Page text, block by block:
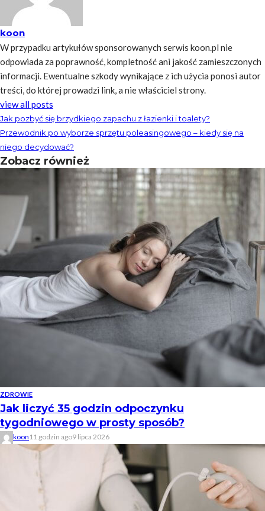
koon
W przypadku artykułów sponsorowanych serwis koon.pl nie
odpowiada za poprawność, kompletność ani jakość zamieszczonych
informacji. Ewentualne szkody wynikające z ich użycia ponosi autor
treści, do której prowadzi link, a nie właściciel strony.
view all posts
Jak pozbyć się brzydkiego zapachu z łazienki i toalety?
Przewodnik po wyborze sprzętu poleasingowego – kiedy się na
niego decydować?
Zobacz również
ZDROWIE
Jak liczyć 35 godzin odpoczynku
tygodniowego w prosty sposób?
koon 11 godzin ago9 lipca 2026